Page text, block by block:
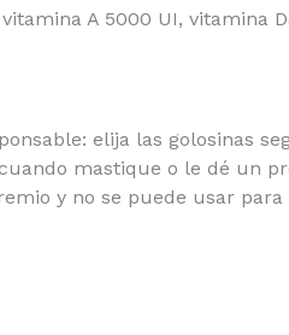
A 5000 UI, vitamina
elija las golosinas
mastique o le dé un
y no se puede usar